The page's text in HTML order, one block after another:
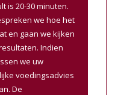
is 20-30 minuten.
we hoe het
en gaan we kijken
Indien
we uw
voedingsadvies
De